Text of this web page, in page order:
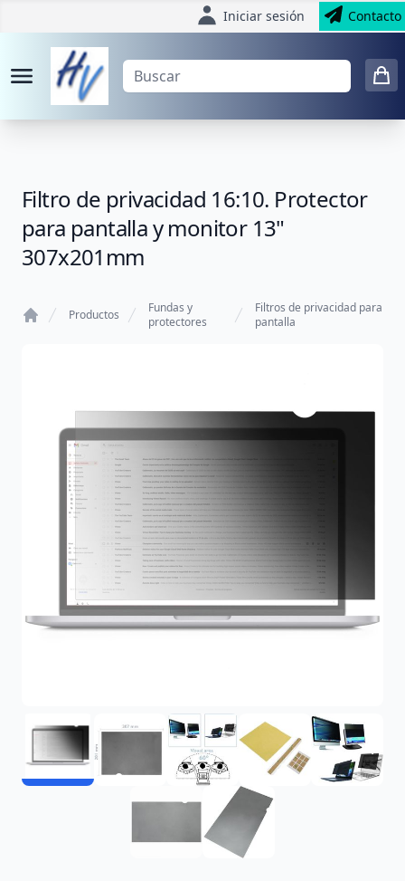
Iniciar sesión Contacto
Filtro de privacidad 16:10. Protector
para pantalla y monitor 13"
307x201mm
Productos
Fundas y
protectores
Filtros de privacidad para
pantalla